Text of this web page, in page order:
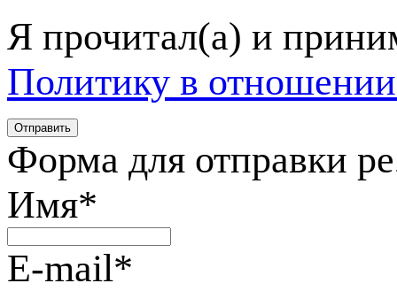
Я прочитал(а) и
Политику в
Форма для отправки
Имя*
E-mail*